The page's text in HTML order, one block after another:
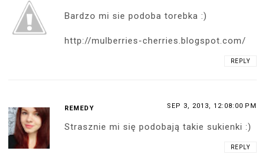
Bardzo mi sie podoba torebka :)
http://mulberries-cherries.blogspot.com/
REPLY
REMEDY SEP 3, 2013, 12:08:00 PM
Strasznie mi się podobają takie sukienki :)
REPLY